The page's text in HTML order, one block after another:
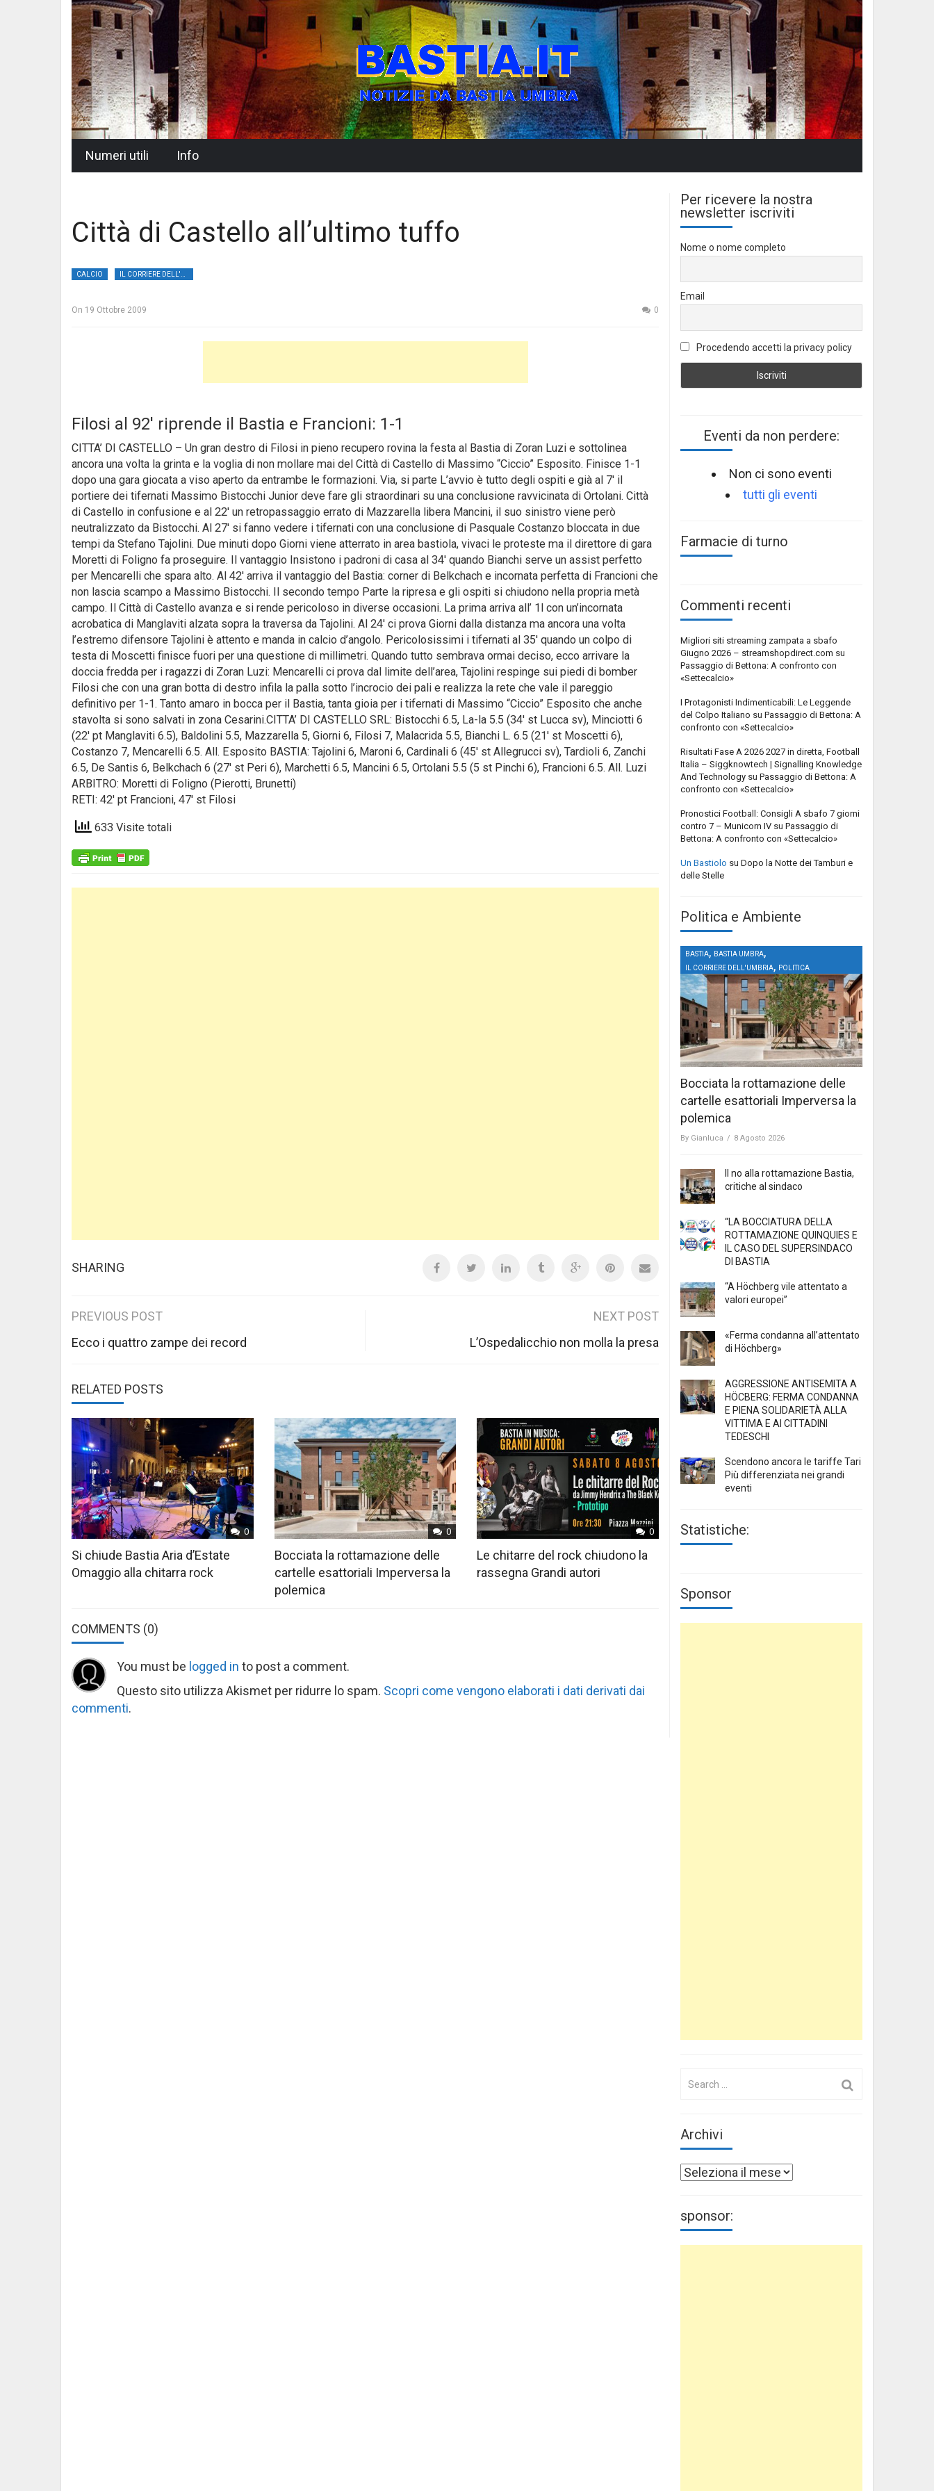
Numeri utili Info
Città di Castello all’ultimo tuffo
CALCIO
On 19 Ottobre 2009 0
Filosi al 92′ riprende il Bastia e Francioni: 1-1
CITTA’ DI CASTELLO – Un gran destro di Filosi in pieno recupero rovina la festa al Bastia di Zoran Luzi e sottolinea
ancora una volta la grinta e la voglia di non mollare mai del Città di Castello di Massimo “Ciccio” Esposito. Finisce 1-1
dopo una gara giocata a viso aperto da entrambe le formazioni. Via, si parte L’avvio è tutto degli ospiti e già al 7′ il
portiere dei tifernati Massimo Bistocchi Junior deve fare gli straordinari su una conclusione ravvicinata di Ortolani. Città
di Castello in confusione e al 22′ un retropassaggio errato di Mazzarella libera Mancini, il suo sinistro viene però
neutralizzato da Bistocchi. Al 27′ si fanno vedere i tifernati con una conclusione di Pasquale Costanzo bloccata in due
tempi da Stefano Tajolini. Due minuti dopo Giorni viene atterrato in area bastiola, vivaci le proteste ma il direttore di gara
Moretti di Foligno fa proseguire. Il vantaggio Insistono i padroni di casa al 34′ quando Bianchi serve un assist perfetto
per Mencarelli che spara alto. Al 42′ arriva il vantaggio del Bastia: corner di Belkchach e incornata perfetta di Francioni che
non lascia scampo a Massimo Bistocchi. Il secondo tempo Parte la ripresa e gli ospiti si chiudono nella propria metà
campo. Il Città di Castello avanza e si rende pericoloso in diverse occasioni. La prima arriva all’ 1l con un’incornata
acrobatica di Manglaviti alzata sopra la traversa da Tajolini. Al 24′ ci prova Giorni dalla distanza ma ancora una volta
l’estremo difensore Tajolini è attento e manda in calcio d’angolo. Pericolosissimi i tifernati al 35′ quando un colpo di
testa di Moscetti finisce fuori per una questione di millimetri. Quando tutto sembrava ormai deciso, ecco arrivare la
doccia fredda per i ragazzi di Zoran Luzi: Mencarelli ci prova dal limite dell’area, Tajolini respinge sui piedi di bomber
Filosi che con una gran botta di destro infila la palla sotto l’incrocio dei pali e realizza la rete che vale il pareggio
definitivo per 1-1. Tanto amaro in bocca per il Bastia, tanta gioia per i tifernati di Massimo “Ciccio” Esposito che anche
stavolta si sono salvati in zona Cesarini.CITTA’ DI CASTELLO SRL: Bistocchi 6.5, La-la 5.5 (34′ st Lucca sv), Minciotti 6
(22′ pt Manglaviti 6.5), Baldolini 5.5, Mazzarella 5, Giorni 6, Filosi 7, Malacrida 5.5, Bianchi L. 6.5 (21′ st Moscetti 6),
Costanzo 7, Mencarelli 6.5. All. Esposito BASTIA: Tajolini 6, Maroni 6, Cardinali 6 (45′ st Allegrucci sv), Tardioli 6, Zanchi
6.5, De Santis 6, Belkchach 6 (27′ st Peri 6), Marchetti 6.5, Mancini 6.5, Ortolani 5.5 (5 st Pinchi 6), Francioni 6.5. All. Luzi
ARBITRO: Moretti di Foligno (Pierotti, Brunetti)
RETI: 42′ pt Francioni, 47′ st Filosi
633 Visite totali
SHARING
Post
navigation
PREVIOUS POST
Ecco i quattro zampe dei record
NEXT POST
L’Ospedalicchio non molla la presa
RELATED POSTS
0
Si chiude Bastia Aria d’Estate
Omaggio alla chitarra rock
0
Bocciata la rottamazione delle
cartelle esattoriali Imperversa la
polemica
0
Le chitarre del rock chiudono la
rassegna Grandi autori
COMMENTS (0)
You must be logged in to post a comment.
Questo sito utilizza Akismet per ridurre lo spam. Scopri come vengono elaborati i dati derivati dai
commenti.
Per ricevere la nostra
newsletter iscriviti
Nome o nome completo
Email
Procedendo accetti la privacy policy
Eventi da non perdere:
Non ci sono eventi
tutti gli eventi
Farmacie di turno
Commenti recenti
Migliori siti streaming zampata a sbafo
Giugno 2026 – streamshopdirect.com su
Passaggio di Bettona: A confronto con
«Settecalcio»
I Protagonisti Indimenticabili: Le Leggende
del Colpo Italiano su Passaggio di Bettona: A
confronto con «Settecalcio»
Risultati Fase A 2026 2027 in diretta, Football
Italia – Siggknowtech | Signalling Knowledge
And Technology su Passaggio di Bettona: A
confronto con «Settecalcio»
Pronostici Football: Consigli A sbafo 7 giorni
contro 7 – Municorn IV su Passaggio di
Bettona: A confronto con «Settecalcio»
Un Bastiolo su Dopo la Notte dei Tamburi e
delle Stelle
Politica e Ambiente
BASTIA, BASTIA UMBRA,
IL CORRIERE DELL'UMBRIA, POLITICA
Bocciata la rottamazione delle
cartelle esattoriali Imperversa la
polemica
By Gianluca / 8 Agosto 2026
Il no alla rottamazione Bastia,
critiche al sindaco
“LA BOCCIATURA DELLA
ROTTAMAZIONE QUINQUIES E
IL CASO DEL SUPERSINDACO
DI BASTIA
“A Höchberg vile attentato a
valori europei”
«Ferma condanna all’attentato
di Höchberg»
AGGRESSIONE ANTISEMITA A
HÖCBERG: FERMA CONDANNA
E PIENA SOLIDARIETÀ ALLA
VITTIMA E AI CITTADINI
TEDESCHI
Scendono ancora le tariffe Tari
Più differenziata nei grandi
eventi
Statistiche:
Sponsor
Archivi
Archivi
sponsor: